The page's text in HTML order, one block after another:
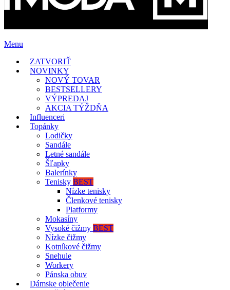
Menu
ZATVORIŤ
NOVINKY
NOVÝ TOVAR
BESTSELLERY
VÝPREDAJ
AKCIA TÝŽDŇA
Influenceri
Topánky
Lodičky
Sandále
Letné sandále
Šľapky
Balerínky
Tenisky BEST
Nízke tenisky
Členkové tenisky
Platformy
Mokasíny
Vysoké čižmy BEST
Nízke čižmy
Kotníkové čižmy
Snehule
Workery
Pánska obuv
Dámske oblečenie